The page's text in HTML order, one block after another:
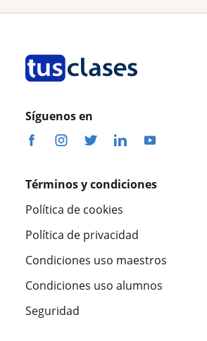
Síguenos en
Términos y condiciones
Política de cookies
Política de privacidad
Condiciones uso maestros
Condiciones uso alumnos
Seguridad